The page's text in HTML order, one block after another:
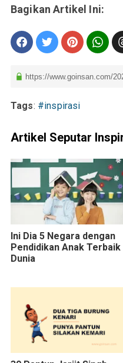
Tags: #inspirasi
Artikel Seputar
Ini Dia 5 Negara dengan
Pendidikan Anak Terbaik
Dunia